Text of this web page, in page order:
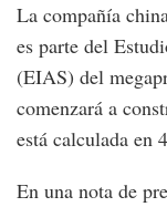
La compañía
es parte del
(EIAS) del
comenzará a
está calculada en
En una nota de